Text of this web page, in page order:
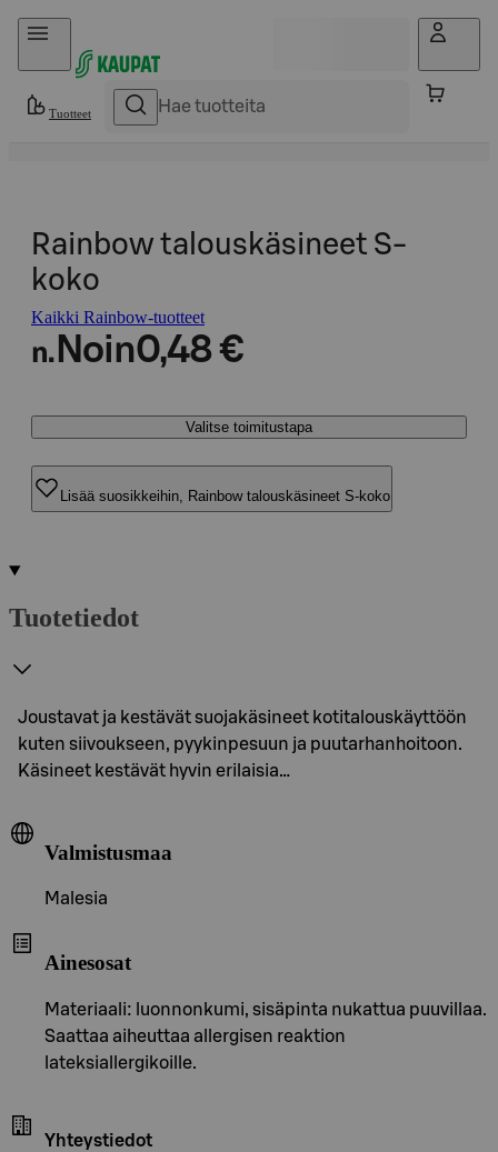
Hyppää sisältöön
Tuotteet
Rainbow talouskäsineet S-
koko
Kaikki Rainbow-tuotteet
n. Noin0,48 €
Valitse toimitustapa
Lisää suosikkeihin, Rainbow talouskäsineet S-koko
Tuotetiedot
Joustavat ja kestävät suojakäsineet kotitalouskäyttöön
kuten siivoukseen, pyykinpesuun ja puutarhanhoitoon.
Käsineet kestävät hyvin erilaisia…
Valmistusmaa
Malesia
Ainesosat
Materiaali: luonnonkumi, sisäpinta nukattua puuvillaa.
Saattaa aiheuttaa allergisen reaktion
lateksiallergikoille.
Yhteystiedot